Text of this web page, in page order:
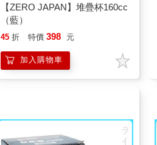
【ZERO JAPAN】堆疊杯160cc
（藍）
45 折 特價 398 元
加入購物車